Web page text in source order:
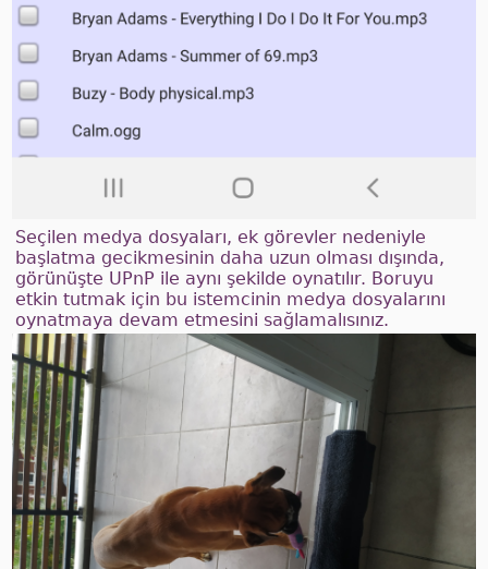
Seçilen medya dosyaları, ek görevler nedeniyle
başlatma gecikmesinin daha uzun olması dışında,
görünüşte UPnP ile aynı şekilde oynatılır. Boruyu
etkin tutmak için bu istemcinin medya dosyalarını
oynatmaya devam etmesini sağlamalısınız.